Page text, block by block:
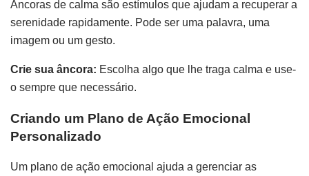
Âncoras de calma são estímulos que ajudam a recuperar a
serenidade rapidamente. Pode ser uma palavra, uma
imagem ou um gesto.
Crie sua âncora: Escolha algo que lhe traga calma e use-
o sempre que necessário.
Criando um Plano de Ação Emocional
Personalizado
Um plano de ação emocional ajuda a gerenciar as